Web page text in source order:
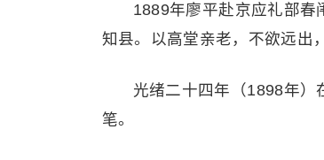
1889年廖平赴京应礼部春
知县。以高堂亲老，不欲远出
光绪二十四年（1898年）
笔。